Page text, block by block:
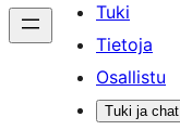
Tuki
Tietoja
Osallistu
Tuki ja chat